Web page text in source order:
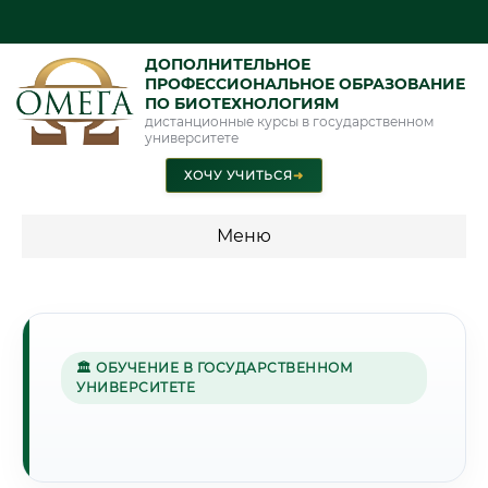
ДОПОЛНИТЕЛЬНОЕ
ПРОФЕССИОНАЛЬНОЕ ОБРАЗОВАНИЕ
ПО БИОТЕХНОЛОГИЯМ
дистанционные курсы в государственном
университете
ХОЧУ УЧИТЬСЯ➜
Меню
🏛 ОБУЧЕНИЕ В ГОСУДАРСТВЕННОМ
УНИВЕРСИТЕТЕ